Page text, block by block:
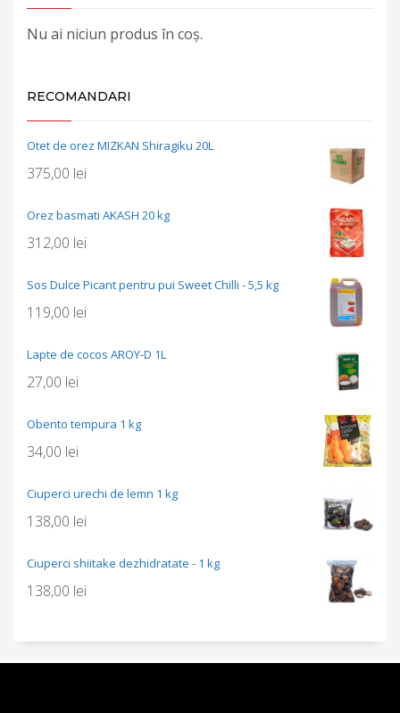
Nu ai niciun produs în coș.
RECOMANDARI
Otet de orez MIZKAN Shiragiku 20L
375,00 lei
Orez basmati AKASH 20 kg
312,00 lei
Sos Dulce Picant pentru pui Sweet Chilli - 5,5 kg
119,00 lei
Lapte de cocos AROY-D 1L
27,00 lei
Obento tempura 1 kg
34,00 lei
Ciuperci urechi de lemn 1 kg
138,00 lei
Ciuperci shiitake dezhidratate - 1 kg
138,00 lei